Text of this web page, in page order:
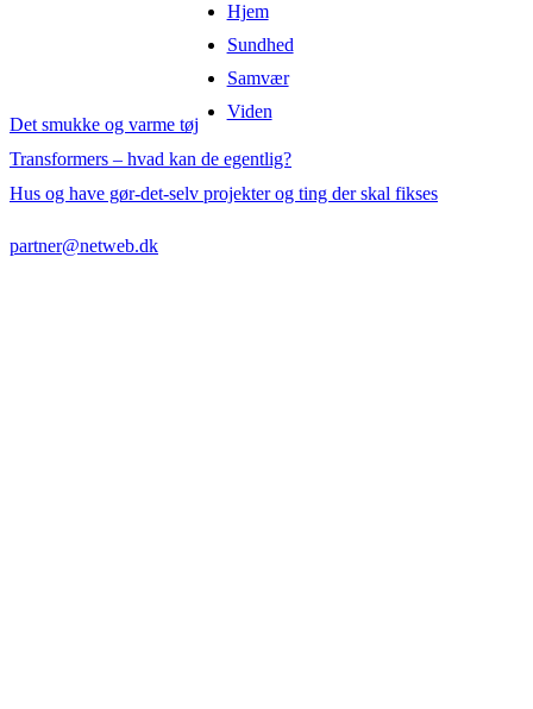
Hjem
Sundhed
Samvær
Viden
Det smukke og varme tøj
Transformers – hvad kan de egentlig?
Hus og have gør-det-selv projekter og ting der skal fikses
partner@netweb.dk